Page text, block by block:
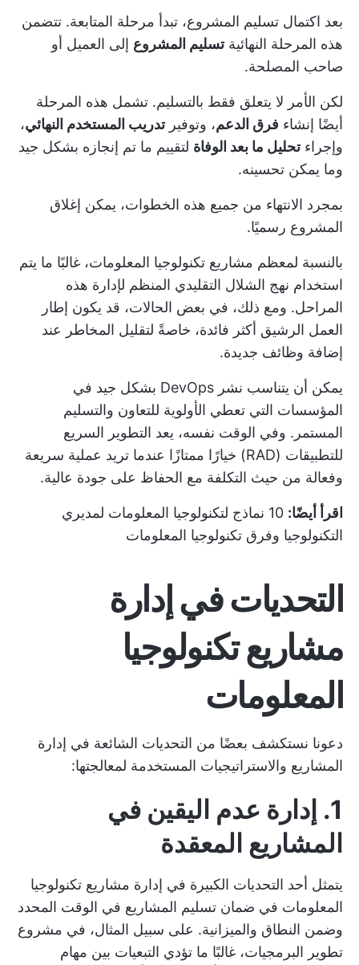
بعد اكتمال تسليم المشروع، تبدأ مرحلة المتابعة. تتضمن
هذه المرحلة النهائيةتسليم المشروع إلى العميل أو
صاحب المصلحة.
لكن الأمر لا يتعلق فقط بالتسليم. تشمل هذه المرحلة
أيضًا إنشاء فرق الدعم، وتوفيرتدريب المستخدم النهائي،
وإجراءتحليل ما بعد الوفاة لتقييم ما تم إنجازه بشكل جيد
وما يمكن تحسينه.
بمجرد الانتهاء من جميع هذه الخطوات، يمكن إغلاق
المشروع رسميًا.
بالنسبة لمعظم مشاريع تكنولوجيا المعلومات، غالبًا ما يتم
استخدام نهج الشلال التقليدي المنظم لإدارة هذه
المراحل. ومع ذلك، في بعض الحالات، قد يكون إطار
العمل الرشيق أكثر فائدة، خاصةً لتقليل المخاطر عند
إضافة وظائف جديدة.
يمكن أن يتناسب نشر DevOps بشكل جيد في
المؤسسات التي تعطي الأولوية للتعاون والتسليم
المستمر. وفي الوقت نفسه، يعد التطوير السريع
للتطبيقات (RAD) خيارًا ممتازًا عندما تريد عملية سريعة
وفعالة من حيث التكلفة مع الحفاظ على جودة عالية.
اقرأ أيضًا:
10 نماذج لتكنولوجيا المعلومات لمديري
التكنولوجيا وفرق تكنولوجيا المعلومات
التحديات في إدارة
مشاريع تكنولوجيا
المعلومات
دعونا نستكشف بعضًا من التحديات الشائعة في إدارة
المشاريع والاستراتيجيات المستخدمة لمعالجتها:
1. إدارة عدم اليقين في
المشاريع المعقدة
يتمثل أحد التحديات الكبيرة في إدارة مشاريع تكنولوجيا
المعلومات في ضمان تسليم المشاريع في الوقت المحدد
وضمن النطاق والميزانية. على سبيل المثال، في مشروع
تطوير البرمجيات، غالبًا ما تؤدي التبعيات بين مهام